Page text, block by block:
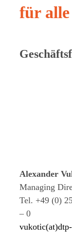
für
Alexander
Managing
Tel. +49 (0)
– 0